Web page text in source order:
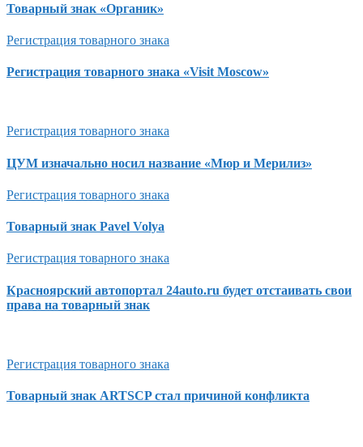
Товарный знак «Органик»
Регистрация товарного знака
Регистрация товарного знака «Visit Moscow»
Регистрация товарного знака
ЦУМ изначально носил название «Мюр и Мерилиз»
Регистрация товарного знака
Товарный знак Pavel Volya
Регистрация товарного знака
Красноярский автопортал 24auto.ru будет отстаивать свои
права на товарный знак
Регистрация товарного знака
Товарный знак ARTSCP стал причиной конфликта